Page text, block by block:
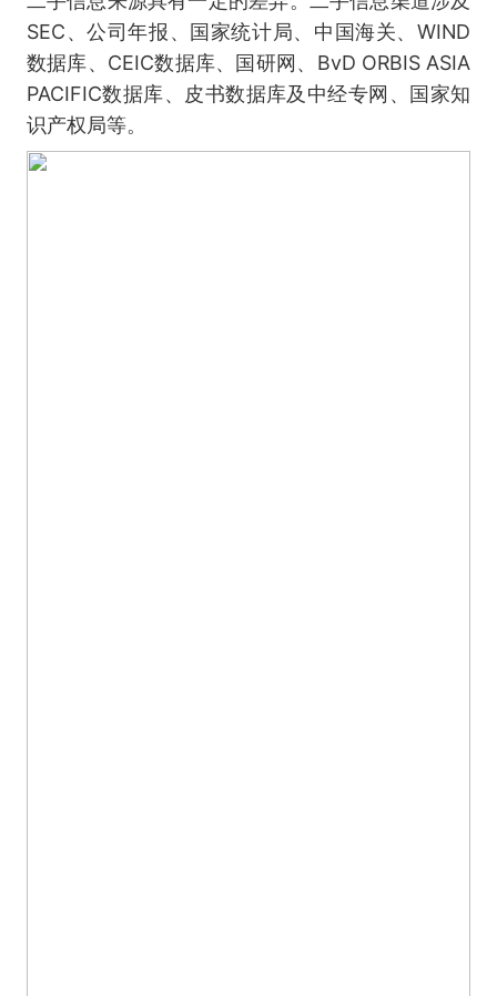
SEC、公司年报、国家统计局、中国海关、WIND
数据库、CEIC数据库、国研网、BvD ORBIS ASIA
PACIFIC数据库、皮书数据库及中经专网、国家知
识产权局等。